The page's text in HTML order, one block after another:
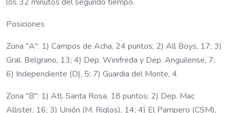
Posiciones
Zona "A": 1) Campos de Acha, 24 puntos; 2) All Boys, 17; 3)
Gral. Belgrano, 13; 4) Dep. Winifreda y Dep. Anguilense, 7;
6) Independiente (D), 5; 7) Guardia del Monte, 4.
Zona "B": 1) Atl. Santa Rosa, 18 puntos; 2) Dep. Mac
Allister, 16; 3) Unión (M. Riglos), 14; 4) El Pampero (CSM),